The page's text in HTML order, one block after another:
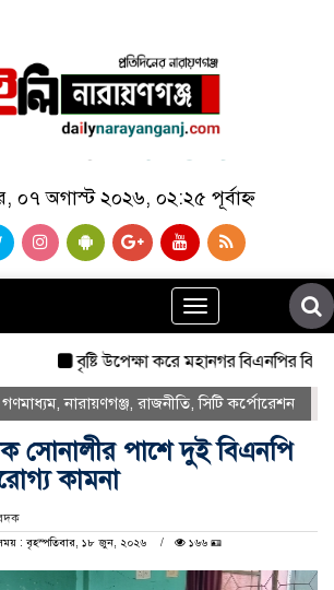
০৭ অগাস্ট ২০২৬, ০২:২৫ পূর্বাহ্ন
Toggle
navigation
বৃষ্টি উপেক্ষা করে মহানগর বিএনপির বিশাল
গণমাধ্যম,নারায়ণগঞ্জ, রাজনীতি,সিটি কর্পোরেশন
সোনালীর পাশে দুই বিএনপি
কামনা
: বৃহস্পতিবার, ১৮ জুন, ২০২৬
১৬৬ 🪪